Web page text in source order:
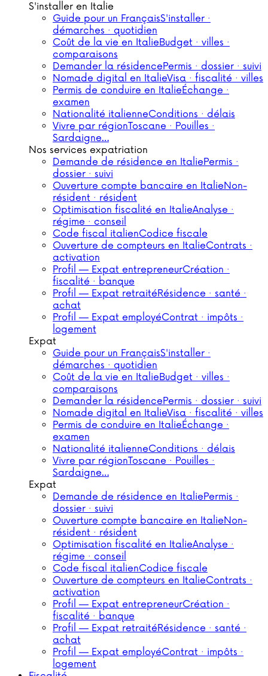
S'installer en Italie
Guide pour un FrançaisS'installer ·
démarches · quotidien
Coût de la vie en ItalieBudget · villes ·
comparaisons
Demander la résidencePermis · dossier · suivi
Nomade digital en ItalieVisa · fiscalité · villes
Permis de conduire en ItalieÉchange ·
examen
Nationalité italienneConditions · délais
Vivre par régionToscane · Pouilles ·
Sardaigne…
Nos services expatriation
Demande de résidence en ItaliePermis ·
dossier · suivi
Ouverture compte bancaire en ItalieNon-
résident · résident
Optimisation fiscalité en ItalieAnalyse ·
régime · conseil
Code fiscal italienCodice fiscale
Ouverture de compteurs en ItalieContrats ·
activation
Profil — Expat entrepreneurCréation ·
fiscalité · banque
Profil — Expat retraitéRésidence · santé ·
achat
Profil — Expat employéContrat · impôts ·
logement
Expat
Guide pour un FrançaisS'installer ·
démarches · quotidien
Coût de la vie en ItalieBudget · villes ·
comparaisons
Demander la résidencePermis · dossier · suivi
Nomade digital en ItalieVisa · fiscalité · villes
Permis de conduire en ItalieÉchange ·
examen
Nationalité italienneConditions · délais
Vivre par régionToscane · Pouilles ·
Sardaigne…
Expat
Demande de résidence en ItaliePermis ·
dossier · suivi
Ouverture compte bancaire en ItalieNon-
résident · résident
Optimisation fiscalité en ItalieAnalyse ·
régime · conseil
Code fiscal italienCodice fiscale
Ouverture de compteurs en ItalieContrats ·
activation
Profil — Expat entrepreneurCréation ·
fiscalité · banque
Profil — Expat retraitéRésidence · santé ·
achat
Profil — Expat employéContrat · impôts ·
logement